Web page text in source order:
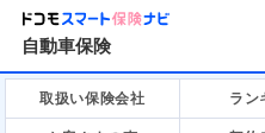
自動車保険
取扱い保険会社 ラン